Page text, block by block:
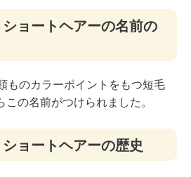
ョートヘアーの名前の
ものカラーポイントをもつ短毛
の名前がつけられました。
ョートヘアーの歴史